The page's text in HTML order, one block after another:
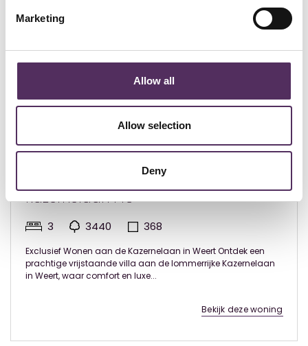
Marketing
Allow all
Allow selection
Deny
Kazernelaan 146
3 3440 368
Exclusief Wonen aan de Kazernelaan in Weert Ontdek een
prachtige vrijstaande villa aan de lommerrijke Kazernelaan
in Weert, waar comfort en luxe...
Bekijk deze woning